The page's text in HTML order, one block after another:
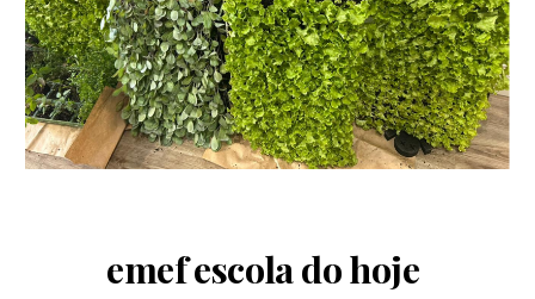
emef escola do hoje